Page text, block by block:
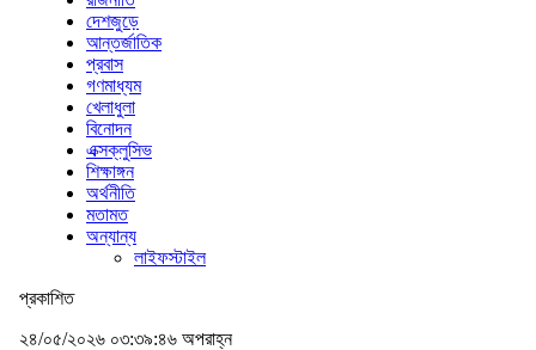
দেশজুড়ে
আন্তর্জাতিক
প্রবাস
গণমাধ্যম
খেলাধুলা
বিনোদন
এক্সক্লুসিভ
শিক্ষাঙ্গন
অর্থনীতি
মতামত
অন্যান্য
লাইফস্টাইল
প্রকাশিত
২৪/০৫/২০২৬ ০৩:৩৯:৪৬ অপরাহ্ন